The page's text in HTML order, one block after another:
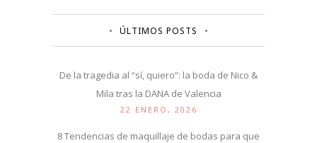
ÚLTIMOS POSTS
De la tragedia al “sí, quiero”: la boda de Nico &
Mila tras la DANA de Valencia
22 ENERO, 2026
8 Tendencias de maquillaje de bodas para que